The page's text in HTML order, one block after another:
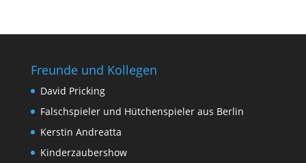
Freunde und Kollegen
David Pricking
Falschspieler und Hütchenspieler aus Berlin
Kerstin Andreatta
Kinderzaubershow